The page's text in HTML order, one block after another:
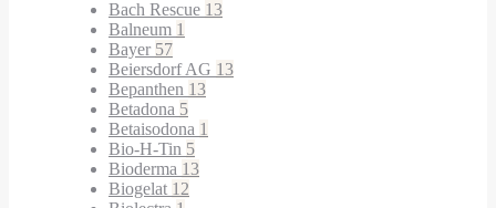
Bach Rescue 13
Balneum 1
Bayer 57
Beiersdorf AG 13
Bepanthen 13
Betadona 5
Betaisodona 1
Bio-H-Tin 5
Bioderma 13
Biogelat 12